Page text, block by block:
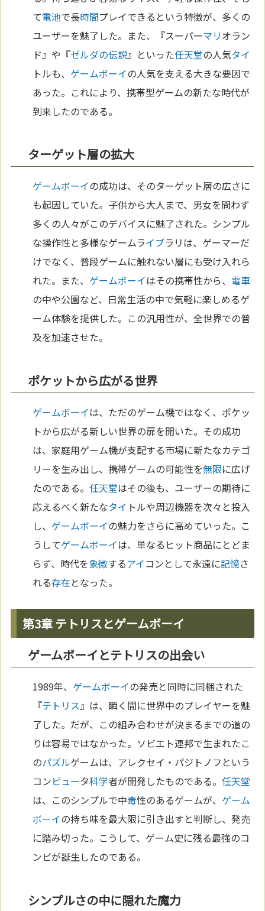
て電池で長時間プレイできるという特徴が、多くの
ユーザーを魅了した。また、『スーパーマリオラン
ド』や『ゼルダの伝説』といった任天堂の人気タイ
トルも、 ゲームボーイの人気を支える大きな要因で
あった。これにより、携帯型ゲームの新たな時代が
到来したのである。
ターゲット層の拡大
ゲームボーイの成功は、そのターゲット層の広さに
も起因していた。子供から大人まで、男女を問わず
多くの人々がこのデバイスに魅了された。シンプル
な操作性と多様なゲームライブラリは、ゲーマーだ
けでなく、普段ゲームに触れない層にも受け入れら
れた。また、 ゲームボーイはその携帯性から、 電車
の中や公園など、日常生活の中で気軽に楽しめるゲ
ーム体験を提供した。この汎用性が、全世界での普
及を加速させた。
ポケットから広がる世界
ゲームボーイは、ただのゲーム機ではなく、ポケッ
トから広がる新しい世界の扉を開いた。その成功
は、家庭用ゲーム機が支配する市場に新たなカテゴ
リーを生み出し、携帯ゲームの可能性を無限に広げ
たのである。任天堂はその後も、ユーザーの期待に
応えるべく新たなタイ トルや周辺機器を次々と投入
し、 ゲームボーイの魅力をさらに高めていった。こ
うしてゲームボーイは、単なるヒット商品にとどま
らず、時代を象徴するアイコンとして永遠に記憶さ
れる存在となった。
第3章 テトリスとゲームボーイ
ゲームボーイとテトリスの出会い
1989年、 ゲームボーイの発売と同時に同梱された
『テトリス』は、瞬く間に世界中のプレイヤーを魅
了した。だが、この組み合わせが決まるまでの道の
りは容易ではなかった。ソビエト連邦で生まれたこ
のパズルゲームは、アレクセイ・パジトノフという
コンピュータ科学者が開発したものである。任天堂
は、このシンプルで中毒性のあるゲームが、 ゲーム
ボーイの持ち味を最大限に引き出すと判断し、発売
に踏み切った。こうして、ゲーム史に残る最強のコ
ンビが誕生したのである。
シンプルさの中に隠れた魔力